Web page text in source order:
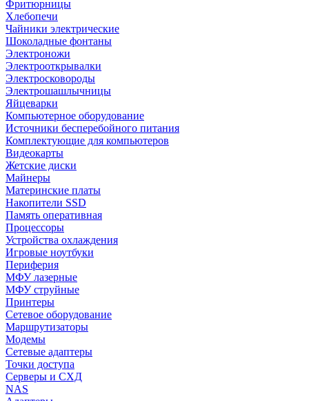
Фритюрницы
Хлебопечи
Чайники электрические
Шоколадные фонтаны
Электроножи
Электрооткрывалки
Электросковороды
Электрошашлычницы
Яйцеварки
Компьютерное оборудование
Источники бесперебойного питания
Комплектующие для компьютеров
Видеокарты
Жетские диски
Майнеры
Материнские платы
Накопители SSD
Память оперативная
Процессоры
Устройства охлаждения
Игровые ноутбуки
Периферия
МФУ лазерные
МФУ струйные
Принтеры
Сетевое оборудование
Маршрутизаторы
Модемы
Сетевые адаптеры
Точки доступа
Серверы и СХД
NAS